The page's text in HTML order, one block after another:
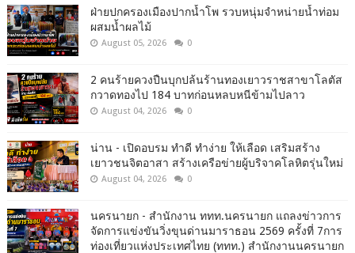
ฝ่ายปกครองเมืองปากน้ำโพ รวบหนุ่มจำหน่ายน้ำท่อม
ผสมน้ำผลไม้
August 05, 2026 0
2 คนร้ายควงปืนบุกปล้นร้านทองเยาวราชสาขาโลตัส
กวาดทองไป 184 บาทก่อนหลบหนีข้ามไปลาว
August 04, 2026 0
น่าน - เปิดอบรม ทำดี ทำง่าย ให้เลือด เสริมสร้าง
เยาวชนจิตอาสา สร้างเครือข่ายผู้บริจาคโลหิตรุ่นใหม่
August 04, 2026 0
นครนายก - สำนักงาน ททท.นครนายก แถลงข่าวการ
จัดการแข่งขันวิ่งขุนด่านมาราธอน 2569 ครั้งที่ 7การ
ท่องเที่ยวแห่งประเทศไทย (ททท.) สำนักงานนครนายก